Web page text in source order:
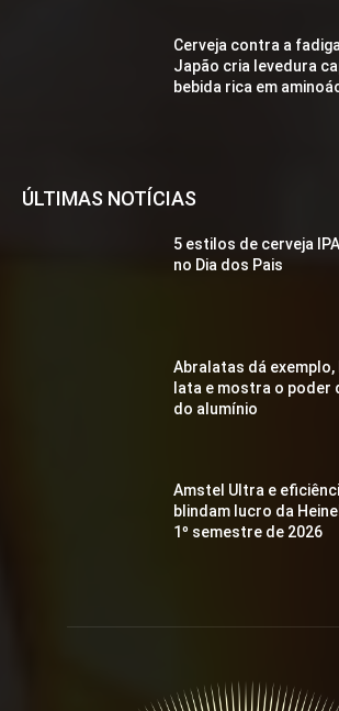
Cerveja contra a
Japão cria levedura
bebida rica em
ÚLTIMAS NOTÍCIAS
5 estilos de cerveja
no Dia dos Pais
Abralatas dá exemplo,
lata e mostra o poder
do alumínio
Amstel Ultra e
blindam lucro da
1º semestre de 2026